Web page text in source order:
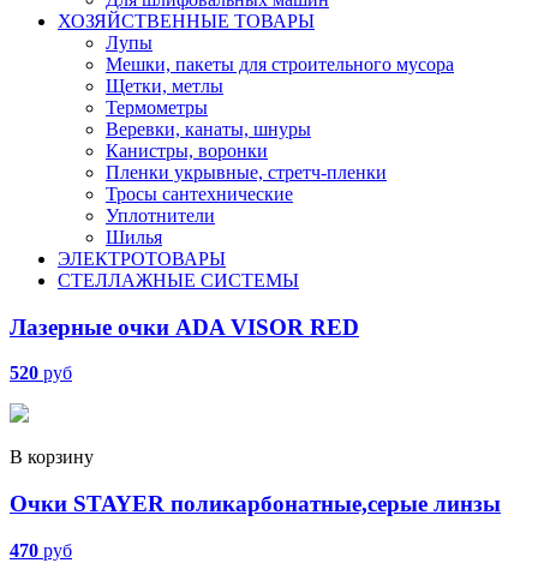
ХОЗЯЙСТВЕННЫЕ ТОВАРЫ
Лупы
Мешки, пакеты для строительного мусора
Щетки, метлы
Термометры
Веревки, канаты, шнуры
Канистры, воронки
Пленки укрывные, стретч-пленки
Тросы сантехнические
Уплотнители
Шилья
ЭЛЕКТРОТОВАРЫ
СТЕЛЛАЖНЫЕ СИСТЕМЫ
Лазерные очки ADA VISOR RED
520 руб
В корзину
Очки STAYER поликарбонатные,серые линзы
470 руб